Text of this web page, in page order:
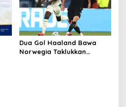
Dua Gol Haaland Bawa
Norwegia Taklukkan